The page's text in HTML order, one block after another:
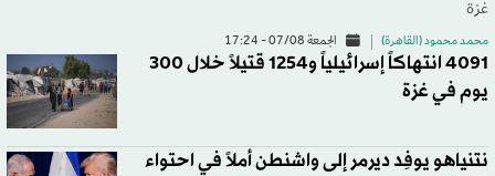
غزة
محمد محمود (القاهرة) الجمعة 07/08 - 17:24
4091 انتهاكاً إسرائيلياً و1254 قتيلاً خلال 300
يوم في غزة
نتنياهو يوفِد ديرمر إلى واشنطن أملاً في احتواء